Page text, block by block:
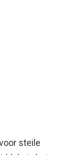
steile